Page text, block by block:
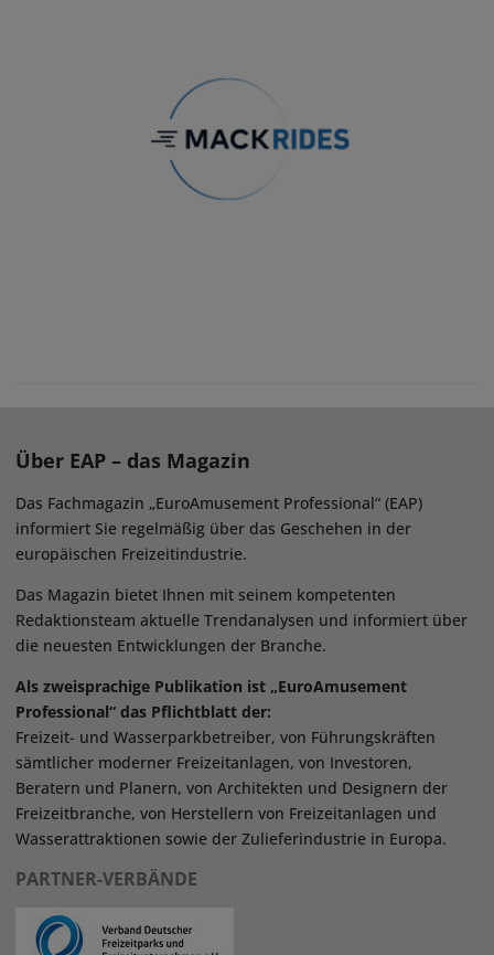
Über EAP – das Magazin
Das Fachmagazin „EuroAmusement Professional“ (EAP)
informiert Sie regelmäßig über das Geschehen in der
europäischen Freizeitindustrie.
Das Magazin bietet Ihnen mit seinem kompetenten
Redaktionsteam aktuelle Trendanalysen und informiert über
die neuesten Entwicklungen der Branche.
Als zweisprachige Publikation ist „EuroAmusement
Professional“ das Pflichtblatt der:
Freizeit- und Wasserparkbetreiber, von Führungskräften
sämtlicher moderner Freizeitanlagen, von Investoren,
Beratern und Planern, von Architekten und Designern der
Freizeitbranche, von Herstellern von Freizeitanlagen und
Wasserattraktionen sowie der Zulieferindustrie in Europa.
PARTNER-VERBÄNDE